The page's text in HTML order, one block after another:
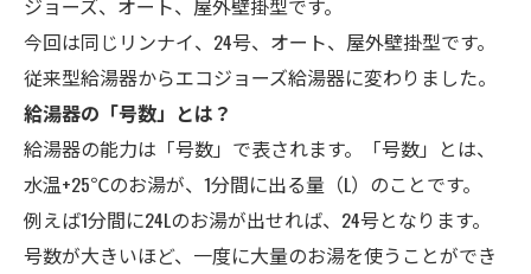
今回は同じリンナイ、24号、オート、屋外壁掛型です。
従来型給湯器からエコジョーズ給湯器に変わりました。
給湯器の「号数」とは？
給湯器の能力は「号数」で表されます。「号数」とは、
水温+25℃のお湯が、1分間に出る量（L）のことです。
例えば1分間に24Lのお湯が出せれば、24号となります。
号数が大きいほど、一度に大量のお湯を使うことができ